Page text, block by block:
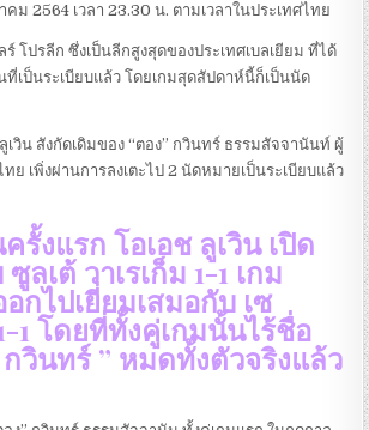
คม 2564 เวลา 23.30 น. ตามเวลาในประเทศไทย
โปรลีก ซึ่งเป็นลีกสูงสุดของประเทศเบลเยียม ที่ได้
ที่เป็นระเบียบแล้ว โดยเกมสุดสัปดาห์นี้ก็เป็นนัด
วิน สังกัดเดิมของ “ตอง” กวินทร์ ธรรมสัจจานันท์ ผู้
ย เพิ่งผ่านการลงเตะไป 2 นัดหมายเป็นระเบียบแล้ว
รั้งแรก โอเอช ลูเวิน เปิด
ลเต้ วาเรเก็ม 1-1 เกม
กไปเยี่ยมเสมอกับ เซ
1 โดยที่ทั้งคู่เกมนั้นไร้ชื่อ
กวินทร์ ” หมดทั้งตัวจริงแล้ว